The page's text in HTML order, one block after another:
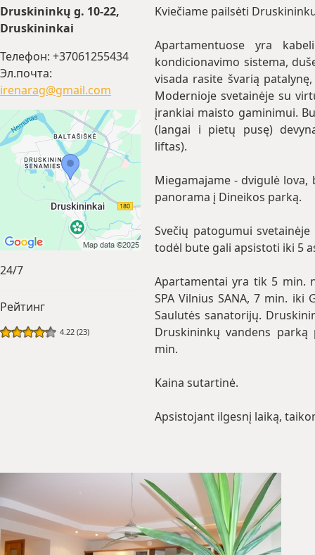
Druskininkų g. 10-22,
Druskininkai
Телефон: +37061255434
Эл.почта:
irenarag@gmail.com
24/7
Рейтинг
4.22 (23)
Kviečiame pailsėti
Apartamentuose yra
kondicionavimo sistema,
visada rasite švarią
Modernioje svetainėje su
įrankiai maisto gaminimui.
(langai i pietų pusę)
liftas).
Miegamajame - dvigulė
panorama į Dineikos parką.
Svečių patogumui
todėl bute gali apsistoti iki 5
Apartamentai yra tik 5 min.
SPA Vilnius SANA, 7 min. iki
Saulutės sanatorijų.
Druskininkų vandens parką
min.
Kaina sutartinė.
Apsistojant ilgesnį laiką,